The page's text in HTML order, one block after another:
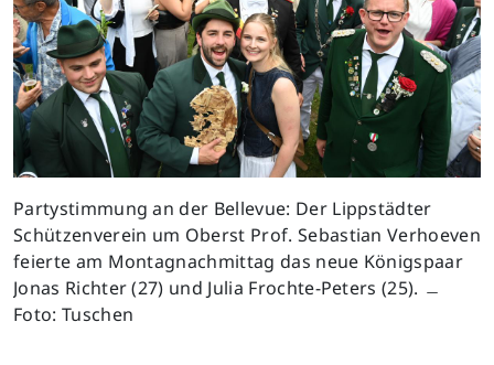
Partystimmung an der Bellevue: Der Lippstädter
Schützenverein um Oberst Prof. Sebastian Verhoeven
feierte am Montagnachmittag das neue Königspaar
Jonas Richter (27) und Julia Frochte-Peters (25). ﹘
Foto: Tuschen